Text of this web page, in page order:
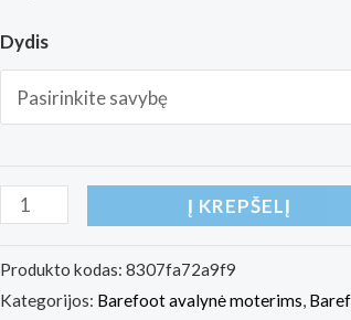
Dydis
produkto
Antal
Barefoot
Į KREPŠELĮ
Produkto kodas: 8307fa72a9f9
Kategorijos: Barefoot avalynė moterims,